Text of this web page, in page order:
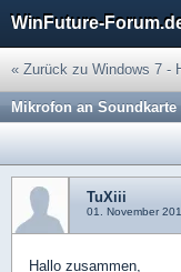
WinFuture-
« Zurück zu Windows 7 -
Mikrofon an
TuXiii
01. November
Hallo zusammen,